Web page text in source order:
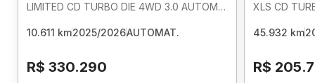
LIMITED CD TURBO DIE 4WD 3.0 AUTOMATICO
10.611 km2025/2026AUTOMAT.
R$ 330.290
XLS CD
45.932 km
R$